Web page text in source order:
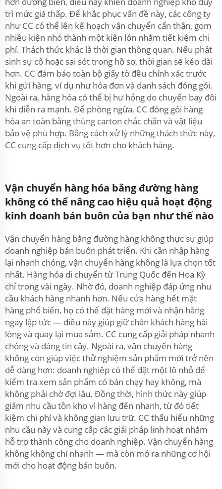
trì mức giá thấp. Để khắc phục vấn đề này, các công ty
như CC có thể lên kế hoạch vận chuyển cẩn thận, gom
nhiều kiện nhỏ thành một kiện lớn nhằm tiết kiệm chi
phí. Thách thức khác là thời gian thông quan. Nếu phát
sinh sự cố hoặc sai sót trong hồ sơ, thời gian sẽ kéo dài
hơn. CC đảm bảo toàn bộ giấy tờ đều chính xác trước
khi gửi hàng, ví dụ như hóa đơn và danh sách đóng gói.
Ngoài ra, hàng hóa có thể bị hư hỏng do chuyến bay đôi
khi diễn ra mạnh. Để phòng ngừa, CC đóng gói hàng
hóa an toàn bằng thùng carton chắc chắn và vật liệu
bảo vệ phù hợp. Bằng cách xử lý những thách thức này,
CC cung cấp dịch vụ tốt hơn cho khách hàng.
Vận chuyển hàng hóa bằng đường hàng
không có thể nâng cao hiệu quả hoạt động
kinh doanh bán buôn của bạn như thế nào
Vận chuyển hàng bằng đường hàng không thực sự giúp
doanh nghiệp bán buôn phát triển. Khi cần nhập hàng
lại nhanh chóng, vận chuyển hàng không là lựa chọn tốt
nhất. Hàng hóa di chuyển từ Trung Quốc đến Hoa Kỳ
chỉ trong vài ngày. Nhờ đó, doanh nghiệp đáp ứng nhu
cầu khách hàng nhanh hơn. Nếu cửa hàng hết mặt
hàng phổ biến, họ có thể đặt hàng mới và nhận hàng
ngay lập tức — điều này giúp giữ chân khách hàng hài
lòng và quay lại mua sắm. CC cung cấp giải pháp nhanh
chóng và đáng tin cậy. Ngoài ra, vận chuyển hàng
không còn giúp việc thử nghiệm sản phẩm mới trở nên
dễ dàng hơn: doanh nghiệp có thể đặt một lô nhỏ để
kiểm tra xem sản phẩm có bán chạy hay không, mà
không phải chờ đợi lâu. Đồng thời, hình thức này giúp
giảm nhu cầu tồn kho vì hàng đến nhanh, từ đó tiết
kiệm chi phí và không gian lưu trữ. CC thấu hiểu những
nhu cầu này và cung cấp các giải pháp linh hoạt nhằm
hỗ trợ thành công cho doanh nghiệp. Vận chuyển hàng
không không chỉ nhanh — mà còn mở ra những cơ hội
mới cho hoạt động bán buôn.